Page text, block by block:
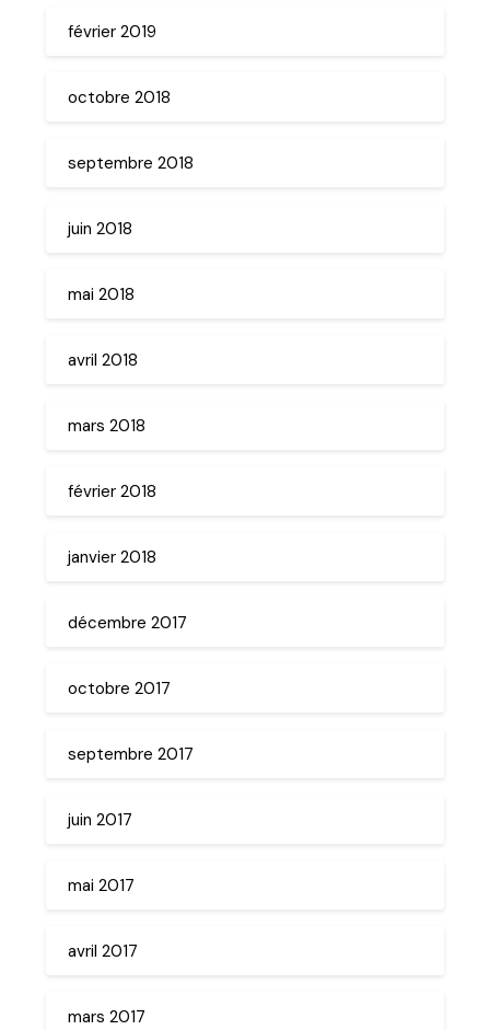
février 2019
octobre 2018
septembre 2018
juin 2018
mai 2018
avril 2018
mars 2018
février 2018
janvier 2018
décembre 2017
octobre 2017
septembre 2017
juin 2017
mai 2017
avril 2017
mars 2017